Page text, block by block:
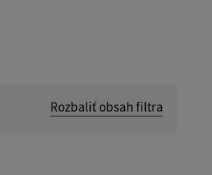
Rozbaliť obsah filtra